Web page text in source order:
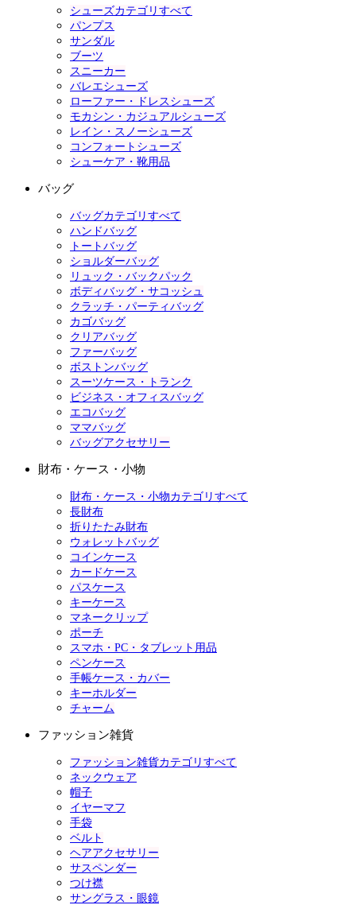
シューズカテゴリすべて
パンプス
サンダル
ブーツ
スニーカー
バレエシューズ
ローファー・ドレスシューズ
モカシン・カジュアルシューズ
レイン・スノーシューズ
コンフォートシューズ
シューケア・靴用品
バッグ
バッグカテゴリすべて
ハンドバッグ
トートバッグ
ショルダーバッグ
リュック・バックパック
ボディバッグ・サコッシュ
クラッチ・パーティバッグ
カゴバッグ
クリアバッグ
ファーバッグ
ボストンバッグ
スーツケース・トランク
ビジネス・オフィスバッグ
エコバッグ
ママバッグ
バッグアクセサリー
財布・ケース・小物
財布・ケース・小物カテゴリすべて
長財布
折りたたみ財布
ウォレットバッグ
コインケース
カードケース
パスケース
キーケース
マネークリップ
ポーチ
スマホ・PC・タブレット用品
ペンケース
手帳ケース・カバー
キーホルダー
チャーム
ファッション雑貨
ファッション雑貨カテゴリすべて
ネックウェア
帽子
イヤーマフ
手袋
ベルト
ヘアアクセサリー
サスペンダー
つけ襟
サングラス・眼鏡